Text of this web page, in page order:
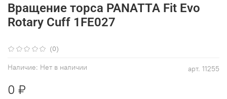
(0)
арт. 11255
Наличие: Нет в наличии
Вращение торса PANATTA Fit Evo
Rotary Cuff 1FE027
0 ₽